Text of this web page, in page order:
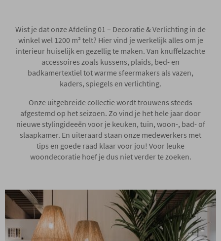
Wist je dat onze Afdeling 01 – Decoratie & Verlichting in de
winkel wel 1200 m² telt? Hier vind je werkelijk alles om je
interieur huiselijk en gezellig te maken. Van knuffelzachte
accessoires zoals kussens, plaids, bed- en
badkamertextiel tot warme sfeermakers als vazen,
kaders, spiegels en verlichting.
Onze uitgebreide collectie wordt trouwens steeds
afgestemd op het seizoen. Zo vind je het hele jaar door
nieuwe stylingideeën voor je keuken, tuin, woon-, bad- of
slaapkamer. En uiteraard staan onze medewerkers met
tips en goede raad klaar voor jou! Voor leuke
woondecoratie hoef je dus niet verder te zoeken.